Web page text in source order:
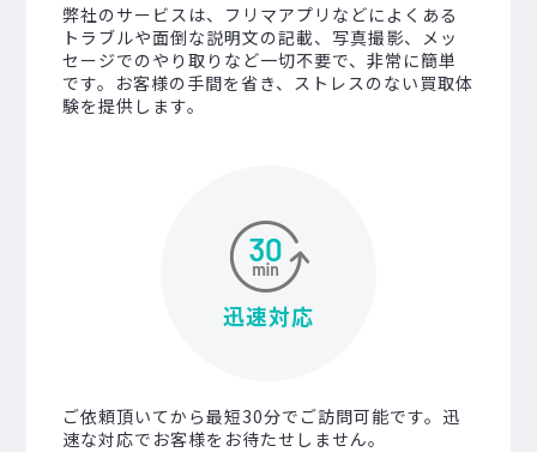
弊社のサービスは、フリマアプリなどによくある
トラブルや面倒な説明文の記載、写真撮影、メッ
セージでのやり取りなど一切不要で、非常に簡単
です。お客様の手間を省き、ストレスのない買取体
験を提供します。
迅速対応
ご依頼頂いてから最短30分でご訪問可能です。迅
速な対応でお客様をお待たせしません。